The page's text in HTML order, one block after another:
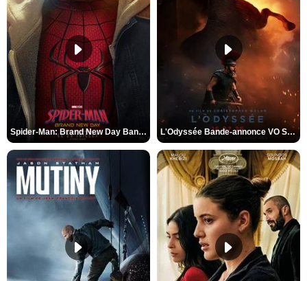
Spider-Man: Brand New Day Bande-annonce VO STFR L'Odyssée Bande-annonce VO STFR